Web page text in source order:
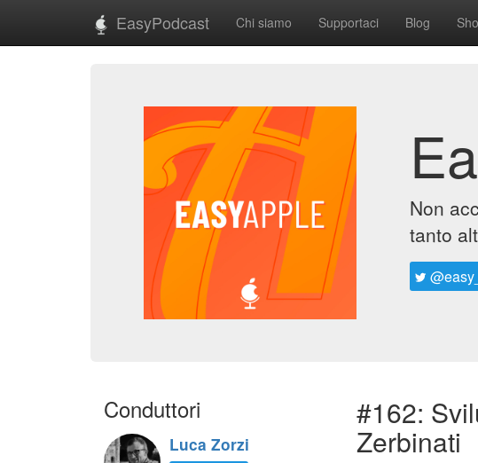
EasyPodcast Chi siamo Supportaci Blog
Non
tanto
Conduttori
Luca Zorzi
#162:
Zerbinati